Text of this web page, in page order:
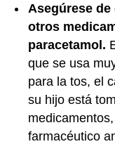
Asegúrese
otros
paracetamol.
que se usa
para la tos, el
su hijo está
farmacéutico